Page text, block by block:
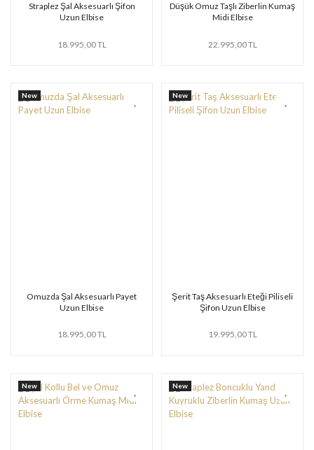
Straplez Şal Aksesuarlı Şifon
Uzun Elbise
18.995,00 TL
Düşük Omuz Taşlı Ziberlin Kumaş
Midi Elbise
22.995,00 TL
New
Omuzda Şal Aksesuarlı Payet
Uzun Elbise
18.995,00 TL
New
Şerit Taş Aksesuarlı Eteği Piliseli
Şifon Uzun Elbise
19.995,00 TL
New New